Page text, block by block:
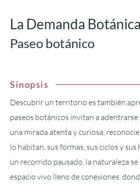
La Demanda Botánica
Paseo botánico
Sinopsis
Descubrir un territorio es también
paseos botánicos invitan a adentrarse
una mirada atenta y curiosa,
lo habitan, sus formas, sus ciclos y
un recorrido pausado, la naturaleza
espacio vivo lleno de conexiones,